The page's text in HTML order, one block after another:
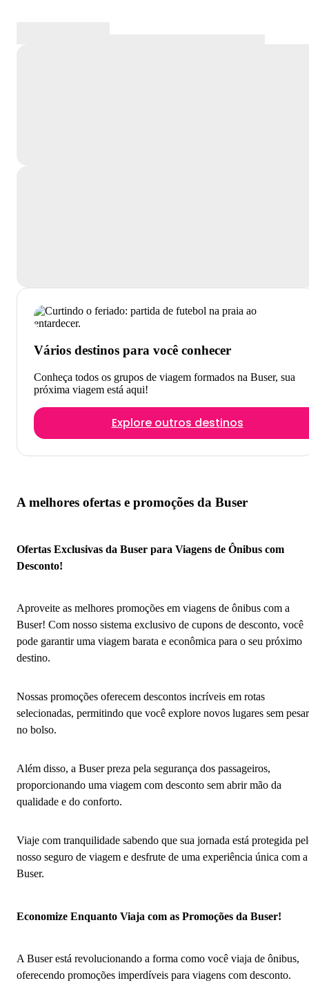
Vários destinos para você conhecer
Conheça todos os grupos de viagem formados na Buser, sua
próxima viagem está aqui!
Explore outros destinos
A melhores ofertas e promoções da Buser
Ofertas Exclusivas da Buser para Viagens de Ônibus com
Desconto!
Aproveite as melhores promoções em viagens de ônibus com a
Buser! Com nosso sistema exclusivo de cupons de desconto, você
pode garantir uma viagem barata e econômica para o seu próximo
destino.
Nossas promoções oferecem descontos incríveis em rotas
selecionadas, permitindo que você explore novos lugares sem pesar
no bolso.
Além disso, a Buser preza pela segurança dos passageiros,
proporcionando uma viagem com desconto sem abrir mão da
qualidade e do conforto.
Viaje com tranquilidade sabendo que sua jornada está protegida
nosso seguro de viagem e desfrute de uma experiência única com a
Buser.
Economize Enquanto Viaja com as Promoções da Buser!
A Buser está revolucionando a forma como você viaja de ônibus,
oferecendo promoções imperdíveis para viagens com desconto.